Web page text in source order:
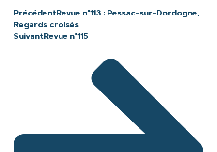
PrécédentRevue n°113 : Pessac-sur-Dordogne,
Regards croisés
SuivantRevue n°115